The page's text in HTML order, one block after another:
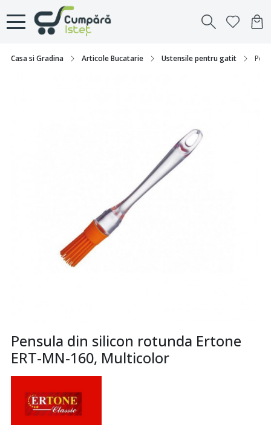
Casa si Gradina Articole Bucatarie Ustensile pentru gatit
Pensula din silicon rotunda Ertone
ERT-MN-160, Multicolor